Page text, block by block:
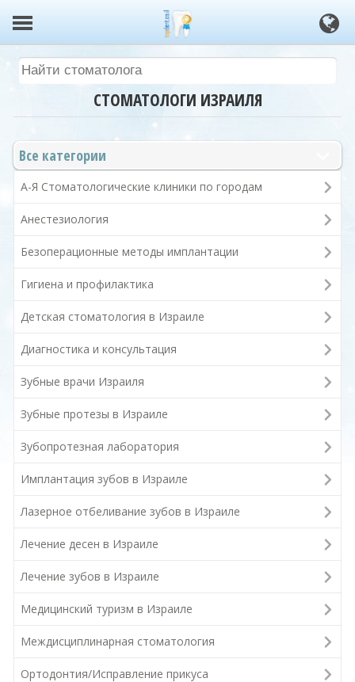
СТОМАТОЛОГИ ИЗРАИЛЯ
Все категории
А-Я Стоматологические клиники по городам
Анестезиология
Безоперационные методы имплантации
Гигиена и профилактика
Детская стоматология в Израиле
Диагностика и консультация
Зубные врачи Израиля
Зубные протезы в Израиле
Зубопротезная лаборатория
Имплантация зубов в Израиле
Лазерное отбеливание зубов в Израиле
Лечение десен в Израиле
Лечение зубов в Израиле
Медицинский туризм в Израиле
Междисциплинарная стоматология
Ортодонтия/Исправление прикуса